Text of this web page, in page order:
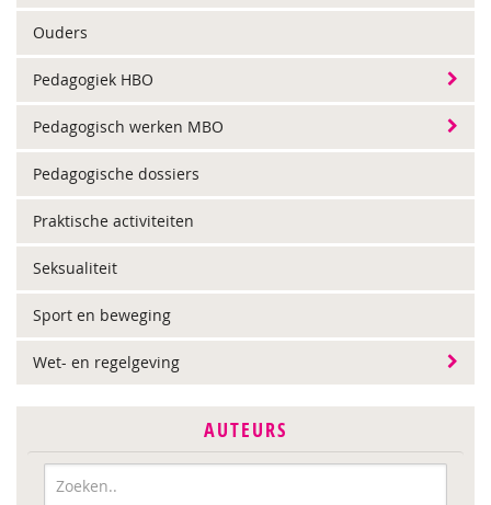
Ouders
Pedagogiek HBO
Pedagogisch werken MBO
Pedagogische dossiers
Praktische activiteiten
Seksualiteit
Sport en beweging
Wet- en regelgeving
AUTEURS